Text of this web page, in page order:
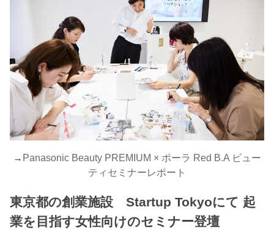
→ Panasonic Beauty PREMIUM × ポーラ Red B.A ビュー
ティセミナーレポート
東京都の創業施設 Startup Tokyoにて 起
業を目指す女性向けのセミナー登壇